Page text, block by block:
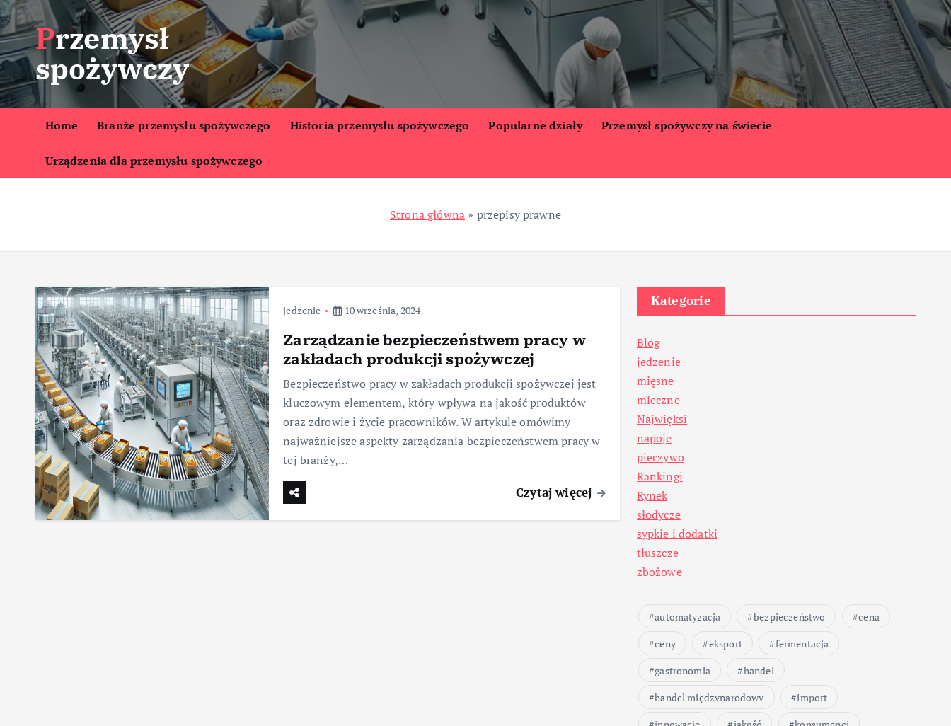
S
k
i
p
t
o
t
Przemysł
spożywczy
Home Branże przemysłu spożywczego Historia przemysłu spożywczego Popularne działy Przemysł spożywczy na świecie
Urządzenia dla przemysłu spożywczego
Strona główna » przepisy prawne
jedzenie 10 września, 2024
Zarządzanie bezpieczeństwem pracy w
zakładach produkcji spożywczej
Bezpieczeństwo pracy w zakładach produkcji spożywczej jest
kluczowym elementem, który wpływa na jakość produktów
oraz zdrowie i życie pracowników. W artykule omówimy
najważniejsze aspekty zarządzania bezpieczeństwem pracy w
tej branży,…
Czytaj więcej
Kategorie
Blog
jedzenie
mięsne
mleczne
Najwięksi
napoje
pieczywo
Rankingi
Rynek
słodycze
sypkie i dodatki
tłuszcze
zbożowe
automatyzacja bezpieczeństwo
cena
ceny
eksport
fermentacja
gastronomia
handel
handel międzynarodowy
import